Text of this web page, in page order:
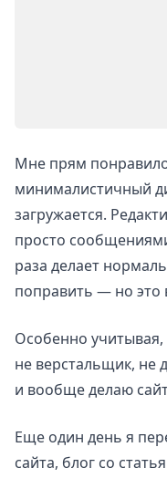
Мне прям
минималистичный
загружается.
просто
раза делает
поправить — но это
Особенно учитывая,
не верстальщик, не
и вообще делаю
Еще один день я
сайта, блог со